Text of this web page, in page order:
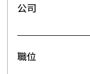
公司
職位